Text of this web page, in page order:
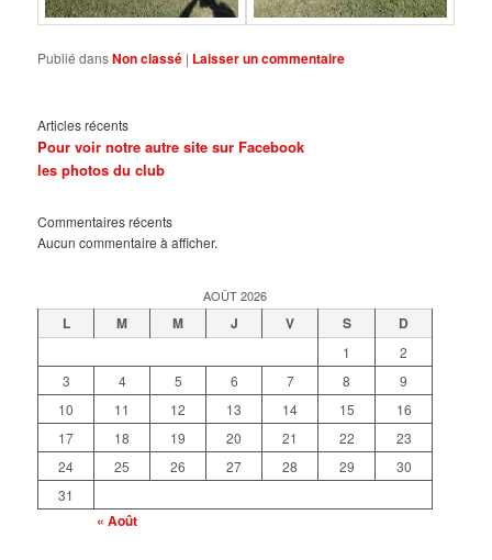
Publié dansNon classé | Laisser un commentaire
Articles récents
Pour voir notre autre site sur Facebook
les photos du club
Commentaires récents
Aucun commentaire à afficher.
AOÛT 2026
L M M J V S D
1
2
3
4 5 6 7 8
9
10
11 12 13 14 15
16
17
18 19 20 21 22
23
24
25 26 27 28 29
30
31
« Août